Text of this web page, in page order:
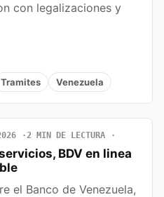
con legalizaciones y
Tramites Venezuela
2 MIN DE LECTURA
BDV en linea
el Banco de Venezuela,